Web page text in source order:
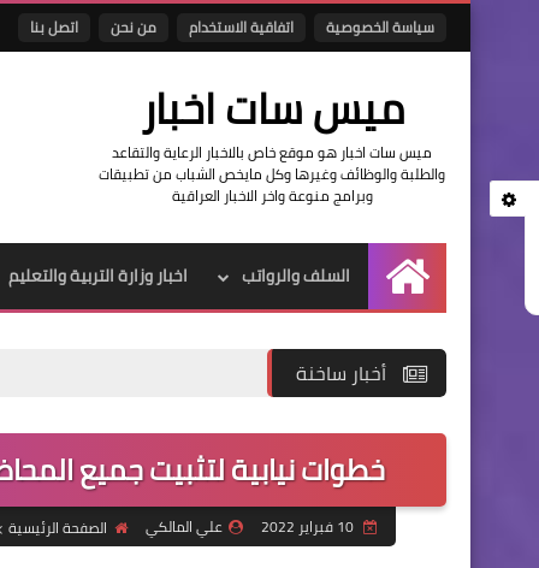
سياسة الخصوصية اتفاقية الاستخدام من نحن اتصل بنا
ميس سات اخبار
ميس سات اخبار هو موقع خاص بالاخبار الرعاية والتقاعد
والطلبة والوظائف وغيرها وكل مايخص الشباب من تطبيقات
وبرامج منوعة واخر الاخبار العراقية
الرئيسية
السلف والرواتب اخبار وزارة التربية والتعليم
أخبار ساخنة
خطوات نيابية لتثبيت جميع المحاضرين في
علي المالكي الصفحة الرئيسية